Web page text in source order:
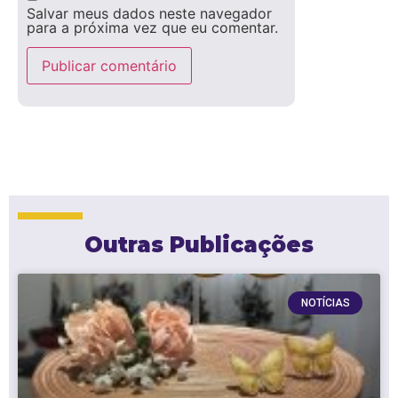
Salvar meus dados neste navegador
para a próxima vez que eu comentar.
Outras Publicações
NOTÍCIAS